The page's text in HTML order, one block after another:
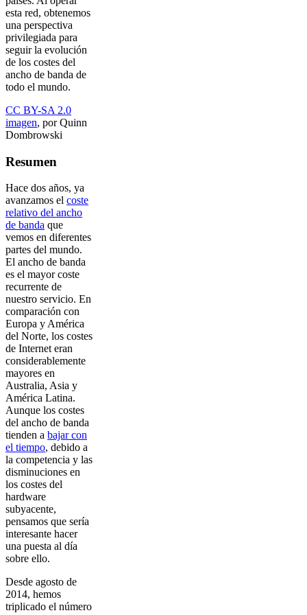
esta red, obtenemos
una perspectiva
privilegiada para
seguir la evolución
de los costes del
ancho de banda de
todo el mundo.
CC BY-SA 2.0
imagen, por Quinn
Dombrowski
Resumen
Hace dos años, ya
avanzamos el coste
relativo del ancho
de banda que
vemos en diferentes
partes del mundo.
El ancho de banda
es el mayor coste
recurrente de
nuestro servicio. En
comparación con
Europa y América
del Norte, los costes
de Internet eran
considerablemente
mayores en
Australia, Asia y
América Latina.
Aunque los costes
del ancho de banda
tienden a bajar con
el tiempo, debido a
la competencia y las
disminuciones en
los costes del
hardware
subyacente,
pensamos que sería
interesante hacer
una puesta al día
sobre ello.
Desde agosto de
2014, hemos
triplicado el número